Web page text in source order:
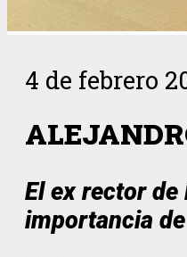
4 de febrero
El ex rector de
importancia